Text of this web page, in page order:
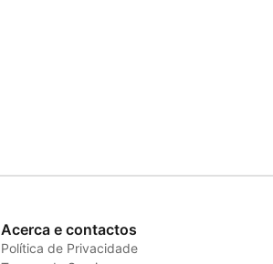
Acerca e contactos
Política de Privacidade